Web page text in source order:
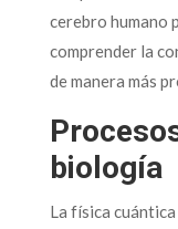
cerebro humano
comprender la
de manera más
biología
La física